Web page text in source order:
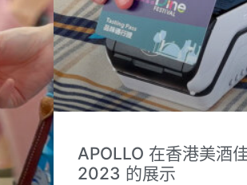
APOLLO 在香港美酒
2023 的展示